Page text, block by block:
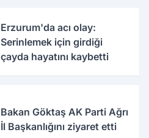
Erzurum'da acı olay:
Serinlemek için girdiği
çayda hayatını kaybetti
Bakan Göktaş AK Parti Ağrı
İl Başkanlığını ziyaret etti